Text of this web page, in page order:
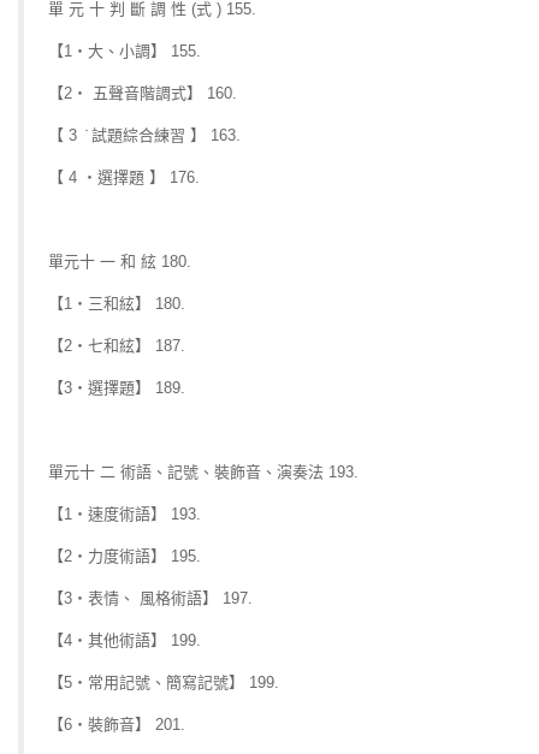
單 元 十 判 斷 調 性 (式 ) 155.
【1‧大、小調】 155.
【2‧ 五聲音階調式】 160.
【 3 ̇ 試題綜合練習 】 163.
【 4 ‧選擇題 】 176.
單元十 一 和 絃 180.
【1‧三和絃】 180.
【2‧七和絃】 187.
【3‧選擇題】 189.
單元十 二 術語、記號、裝飾音、演奏法 193.
【1‧速度術語】 193.
【2‧力度術語】 195.
【3‧表情、 風格術語】 197.
【4‧其他術語】 199.
【5‧常用記號、簡寫記號】 199.
【6‧裝飾音】 201.